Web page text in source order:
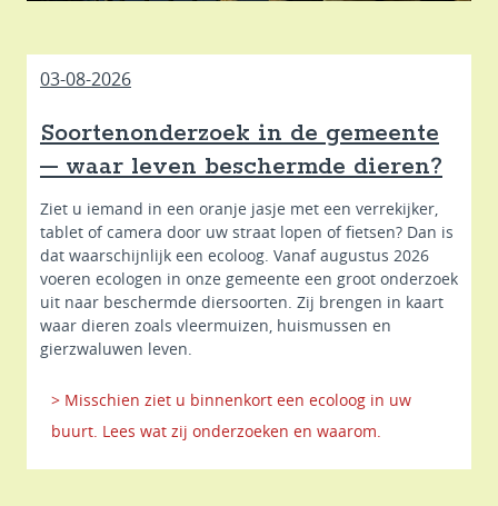
03-08-2026
Soortenonderzoek in de gemeente
– waar leven beschermde dieren?
Ziet u iemand in een oranje jasje met een verrekijker,
tablet of camera door uw straat lopen of fietsen? Dan is
dat waarschijnlijk een ecoloog. Vanaf augustus 2026
voeren ecologen in onze gemeente een groot onderzoek
uit naar beschermde diersoorten. Zij brengen in kaart
waar dieren zoals vleermuizen, huismussen en
gierzwaluwen leven.
> Misschien ziet u binnenkort een ecoloog in uw
buurt. Lees wat zij onderzoeken en waarom.